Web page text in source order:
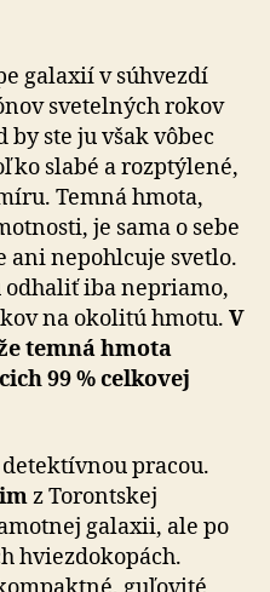
galaxií v súhvezdí
svetelných rokov
by ste ju však vôbec
slabé a rozptýlené,
Temná hmota,
je sama o sebe
ani nepohlcuje svetlo.
iba nepriamo,
na okolitú hmotu. V
temná hmota
99 % cel­ko­vej
pracou.
z Torontskej
galaxii, ale po
hviez­do­ko­pách.